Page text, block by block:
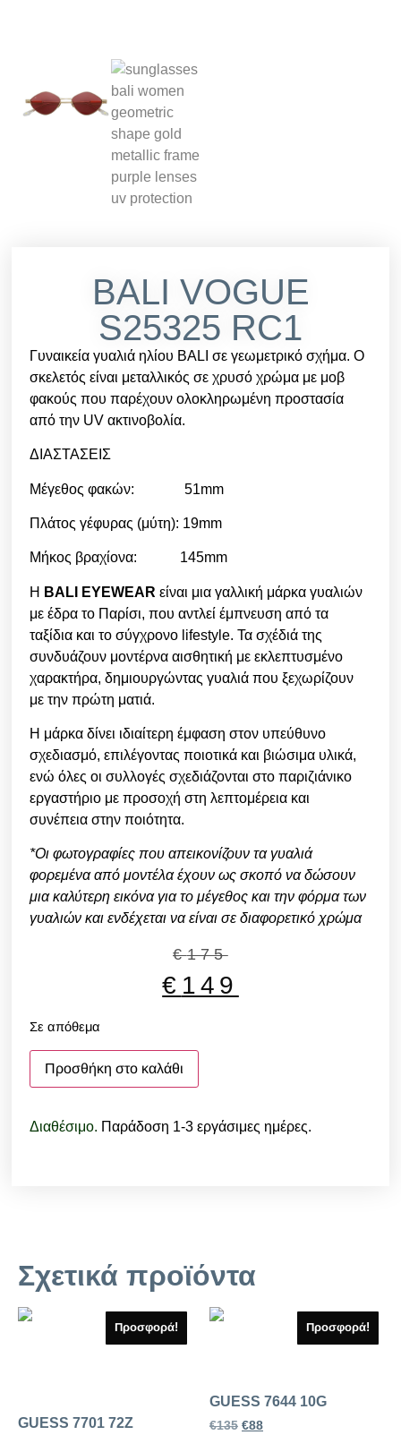
BALI VOGUE
S25325 RC1
Γυναικεία γυαλιά ηλίου BALI σε γεωμετρικό σχήμα. Ο
σκελετός είναι μεταλλικός σε χρυσό χρώμα με μοβ
φακούς που παρέχουν ολοκληρωμένη προστασία
από την UV ακτινοβολία.
ΔΙΑΣΤΑΣΕΙΣ
Μέγεθος φακών: 51mm
Πλάτος γέφυρας (μύτη): 19mm
Μήκος βραχίονα: 145mm
Η BALI EYEWEAR είναι μια γαλλική μάρκα γυαλιών
με έδρα το Παρίσι, που αντλεί έμπνευση από τα
ταξίδια και το σύγχρονο lifestyle. Τα σχέδιά της
συνδυάζουν μοντέρνα αισθητική με εκλεπτυσμένο
χαρακτήρα, δημιουργώντας γυαλιά που ξεχωρίζουν
με την πρώτη ματιά.
Η μάρκα δίνει ιδιαίτερη έμφαση στον υπεύθυνο
σχεδιασμό, επιλέγοντας ποιοτικά και βιώσιμα υλικά,
ενώ όλες οι συλλογές σχεδιάζονται στο παριζιάνικο
εργαστήριο με προσοχή στη λεπτομέρεια και
συνέπεια στην ποιότητα.
*Οι φωτογραφίες που απεικονίζουν τα γυαλιά
φορεμένα από μοντέλα έχουν ως σκοπό να δώσουν
μια καλύτερη εικόνα για το μέγεθος και την φόρμα των
γυαλιών και ενδέχεται να είναι σε διαφορετικό χρώμα
€175
€ 149
Σε απόθεμα
Προσθήκη στο καλάθι
Διαθέσιμο. Παράδοση 1-3 εργάσιμες ημέρες.
Σχετικά προϊόντα
Προσφορά!
GUESS 7701 72Z
Προσφορά!
GUESS 7644 10G
€135 €88